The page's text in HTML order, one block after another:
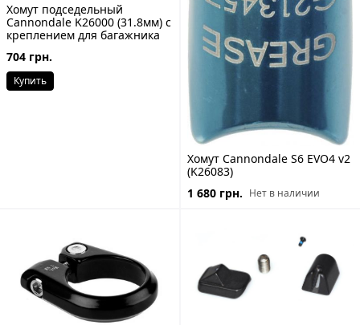
Хомут подседельный
Cannondale K26000 (31.8мм) c
креплением для багажника
704 грн.
Купить
Хомут Сannondale S6 EVO4 v2
(K26083)
1 680 грн. Нет в наличии